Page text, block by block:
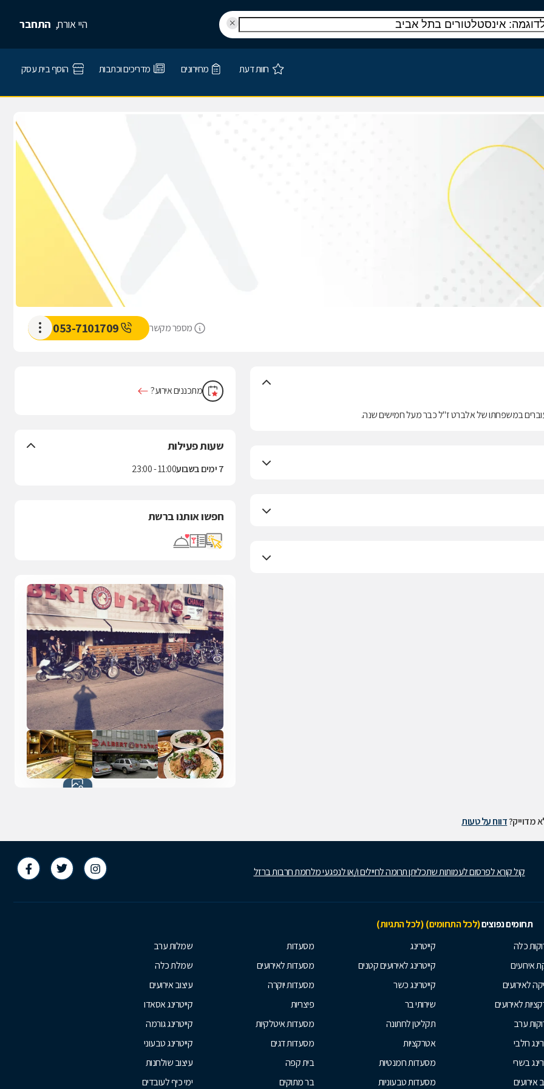
היי אורח, התחבר
חוות דעת מחירונים מדריכים וכתבות הוסף בית עסק
מספר מקשר 053-7101709
במשפחתו של אלברט ז"ל כבר מעל חמישים שנה.
מתכננים אירוע?
שעות פעילות
7 ימים בשבוע 11:00 - 23:00
חפשו אותנו ברשת
מדוייק?דווח על טעות
קול קורא לפרסום לעמותות שתכליתן תרומה לחיילים ו/או לנפגעי מלחמת חרבות ברזל
תחומים נפוצים(לכל התחומים) (לכל התגיות)
כלה
אירועים
לאירועים
לאירועים
ערב
חלבי
בשרי
אירועים
קייטרינג
קייטרינג לאירועים קטנים
קייטרינג כשר
שירותי בר
תקליטן לחתונה
אטרקציות
מסעדות רומנטיות
מסעדות טבעוניות
מסעדות
מסעדות לאירועים
מסעדות יוקרה
פיצריות
מסעדות איטלקיות
מסעדות דגים
בית קפה
בר מתוקים
שמלות ערב
שמלת כלה
עיצוב אירועים
קייטרינג אסאדו
קייטרינג גורמה
קייטרינג טבעוני
עיצוב שולחנות
ימי כיף לעובדים